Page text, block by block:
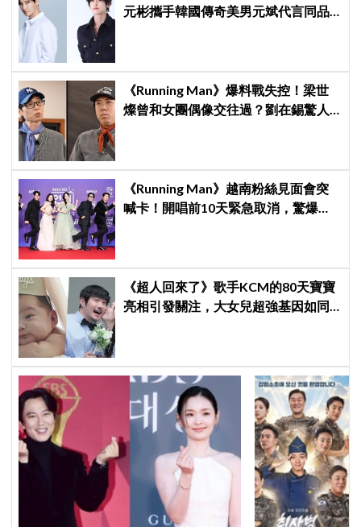
元彬攜手韓國傳奇美男元斌代言同品
《Running Man》爆料戰失控！梁世
燦曾和女團偶像交往過？劉在錫驚人
《Running Man》越南粉絲見面會突
喊卡！開唱前10天緊急取消，驚爆
《超人回來了》歌手KCM的80天寶寶
亮相引發關注，大女兒超強基因如同